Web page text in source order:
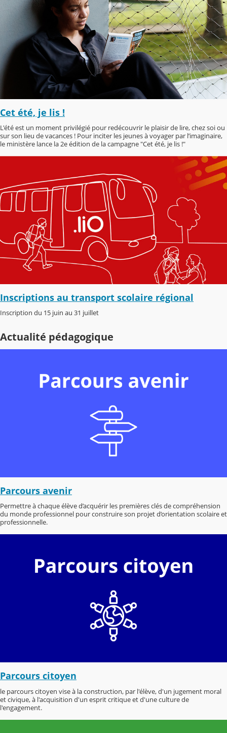
Cet été, je lis !
L'été est un moment privilégié pour redécouvrir le plaisir de lire, chez soi ou
sur son lieu de vacances ! Pour inciter les jeunes à voyager par l’imaginaire,
le ministère lance la 2e édition de la campagne "Cet été, je lis !"
Inscriptions au transport scolaire régional
Inscription du 15 juin au 31 juillet
Actualité pédagogique
Parcours avenir
Permettre à chaque élève d’acquérir les premières clés de compréhension
du monde professionnel pour construire son projet d’orientation scolaire et
professionnelle.
Parcours citoyen
le parcours citoyen vise à la construction, par l'élève, d'un jugement moral
et civique, à l'acquisition d'un esprit critique et d'une culture de
l'engagement.